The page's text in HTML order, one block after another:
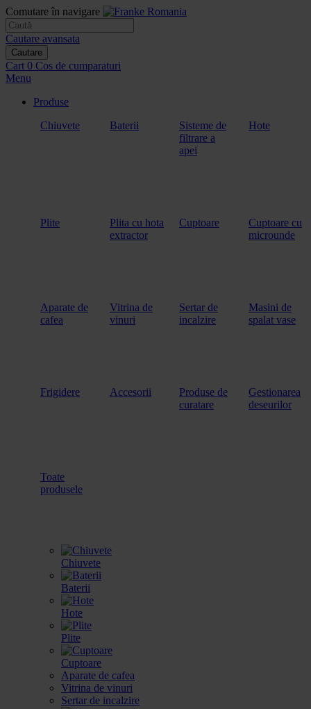
Comutare în navigare
Cautare avansata
Cautare
Cart 0 Cos de cumparaturi
Menu
Produse
Chiuvete
Baterii
Sisteme de
filtrare a
apei
Hote
Plite
Plita cu hota
extractor
Cuptoare
Cuptoare cu
microunde
Aparate de
cafea
Vitrina de
vinuri
Sertar de
incalzire
Masini de
spalat vase
Frigidere Accesorii
Produse de
curatare
Gestionarea
deseurilor
Toate
produsele
Chiuvete
Baterii
Hote
Plite
Cuptoare
Aparate de cafea
Vitrina de vinuri
Sertar de incalzire